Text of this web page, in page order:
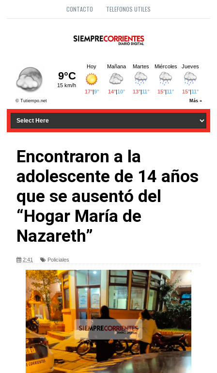
CONTACTO TELEFONOS UTILES
Encontraron a la
adolescente de 14 años
que se ausentó del
“Hogar María de
Nazareth”
2:41 Policiales